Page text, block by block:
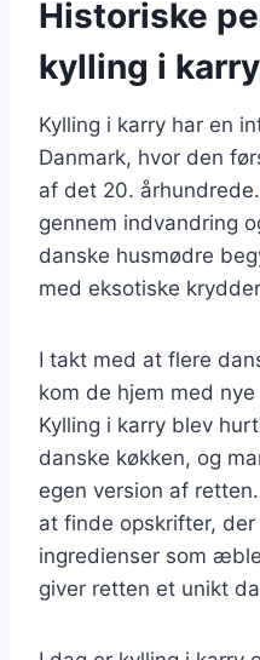
Historiske
kylling i
Kylling i karry har en
Danmark, hvor den
af det 20.
gennem indvandring
danske husmødre
med eksotiske
I takt med at flere
kom de hjem med
Kylling i karry blev
danske køkken, og
egen version af
at finde opskrifter,
ingredienser som
giver retten et unikt